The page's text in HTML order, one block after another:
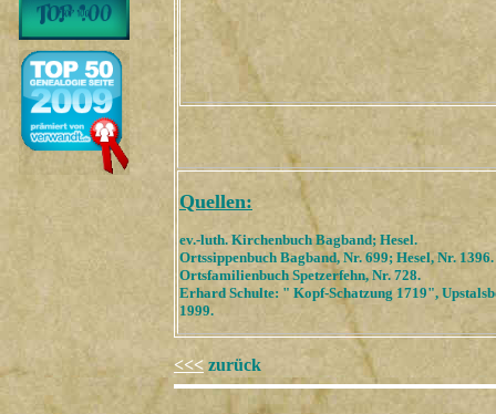
Quellen:
ev.-luth. Kirchenbuch Bagband; Hesel.
Ortssippenbuch Bagband, Nr. 699; Hesel, Nr. 1396.
Ortsfamilienbuch Spetzerfehn, Nr. 728.
Erhard Schulte: " Kopf-Schatzung 1719",
1999.
<<< zurück